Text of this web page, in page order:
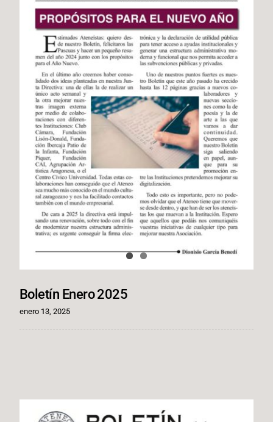
Boletín Enero 2025
enero 13, 2025